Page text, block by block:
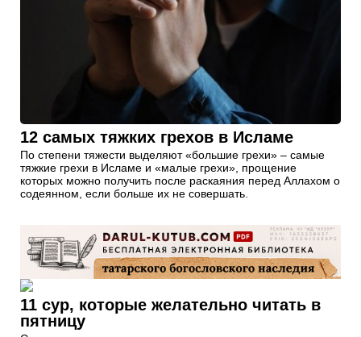
12 самых тяжких грехов в Исламе
По степени тяжести выделяют «большие грехи» – самые
тяжкие грехи в Исламе и «малые грехи», прощение
которых можно получить после раскаяния перед Аллахом о
содеянном, если больше их не совершать.
11 сур, которые желательно читать в
пятницу